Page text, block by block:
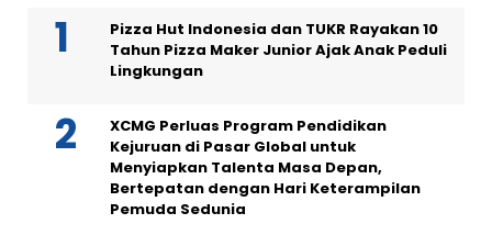
Pizza Hut Indonesia dan TUKR Rayakan 10
Tahun Pizza Maker Junior Ajak Anak Peduli
Lingkungan
XCMG Perluas Program Pendidikan
Kejuruan di Pasar Global untuk
Menyiapkan Talenta Masa Depan,
Bertepatan dengan Hari Keterampilan
Pemuda Sedunia